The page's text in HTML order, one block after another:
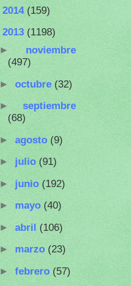
2014 (159)
2013 (1198)
► noviembre
(497)
► octubre (32)
► septiembre
(68)
► agosto (9)
► julio (91)
► junio (192)
► mayo (40)
► abril (106)
► marzo (23)
► febrero (57)